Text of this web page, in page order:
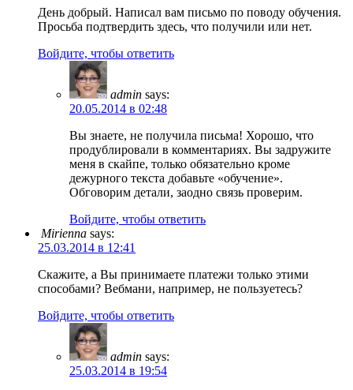
День добрый. Написал вам письмо по поводу обучения.
Просьба подтвердить здесь, что получили или нет.
Войдите, чтобы ответить
admin says:
20.05.2014 в 02:48
Вы знаете, не получила письма! Хорошо, что
продублировали в комментариях. Вы задружите
меня в скайпе, только обязательно кроме
дежурного текста добавьте «обучение».
Обговорим детали, заодно связь проверим.
Войдите, чтобы ответить
Mirienna says:
25.03.2014 в 12:41
Скажите, а Вы принимаете платежи только этими
способами? Вебмани, например, не пользуетесь?
Войдите, чтобы ответить
admin says:
25.03.2014 в 19:54